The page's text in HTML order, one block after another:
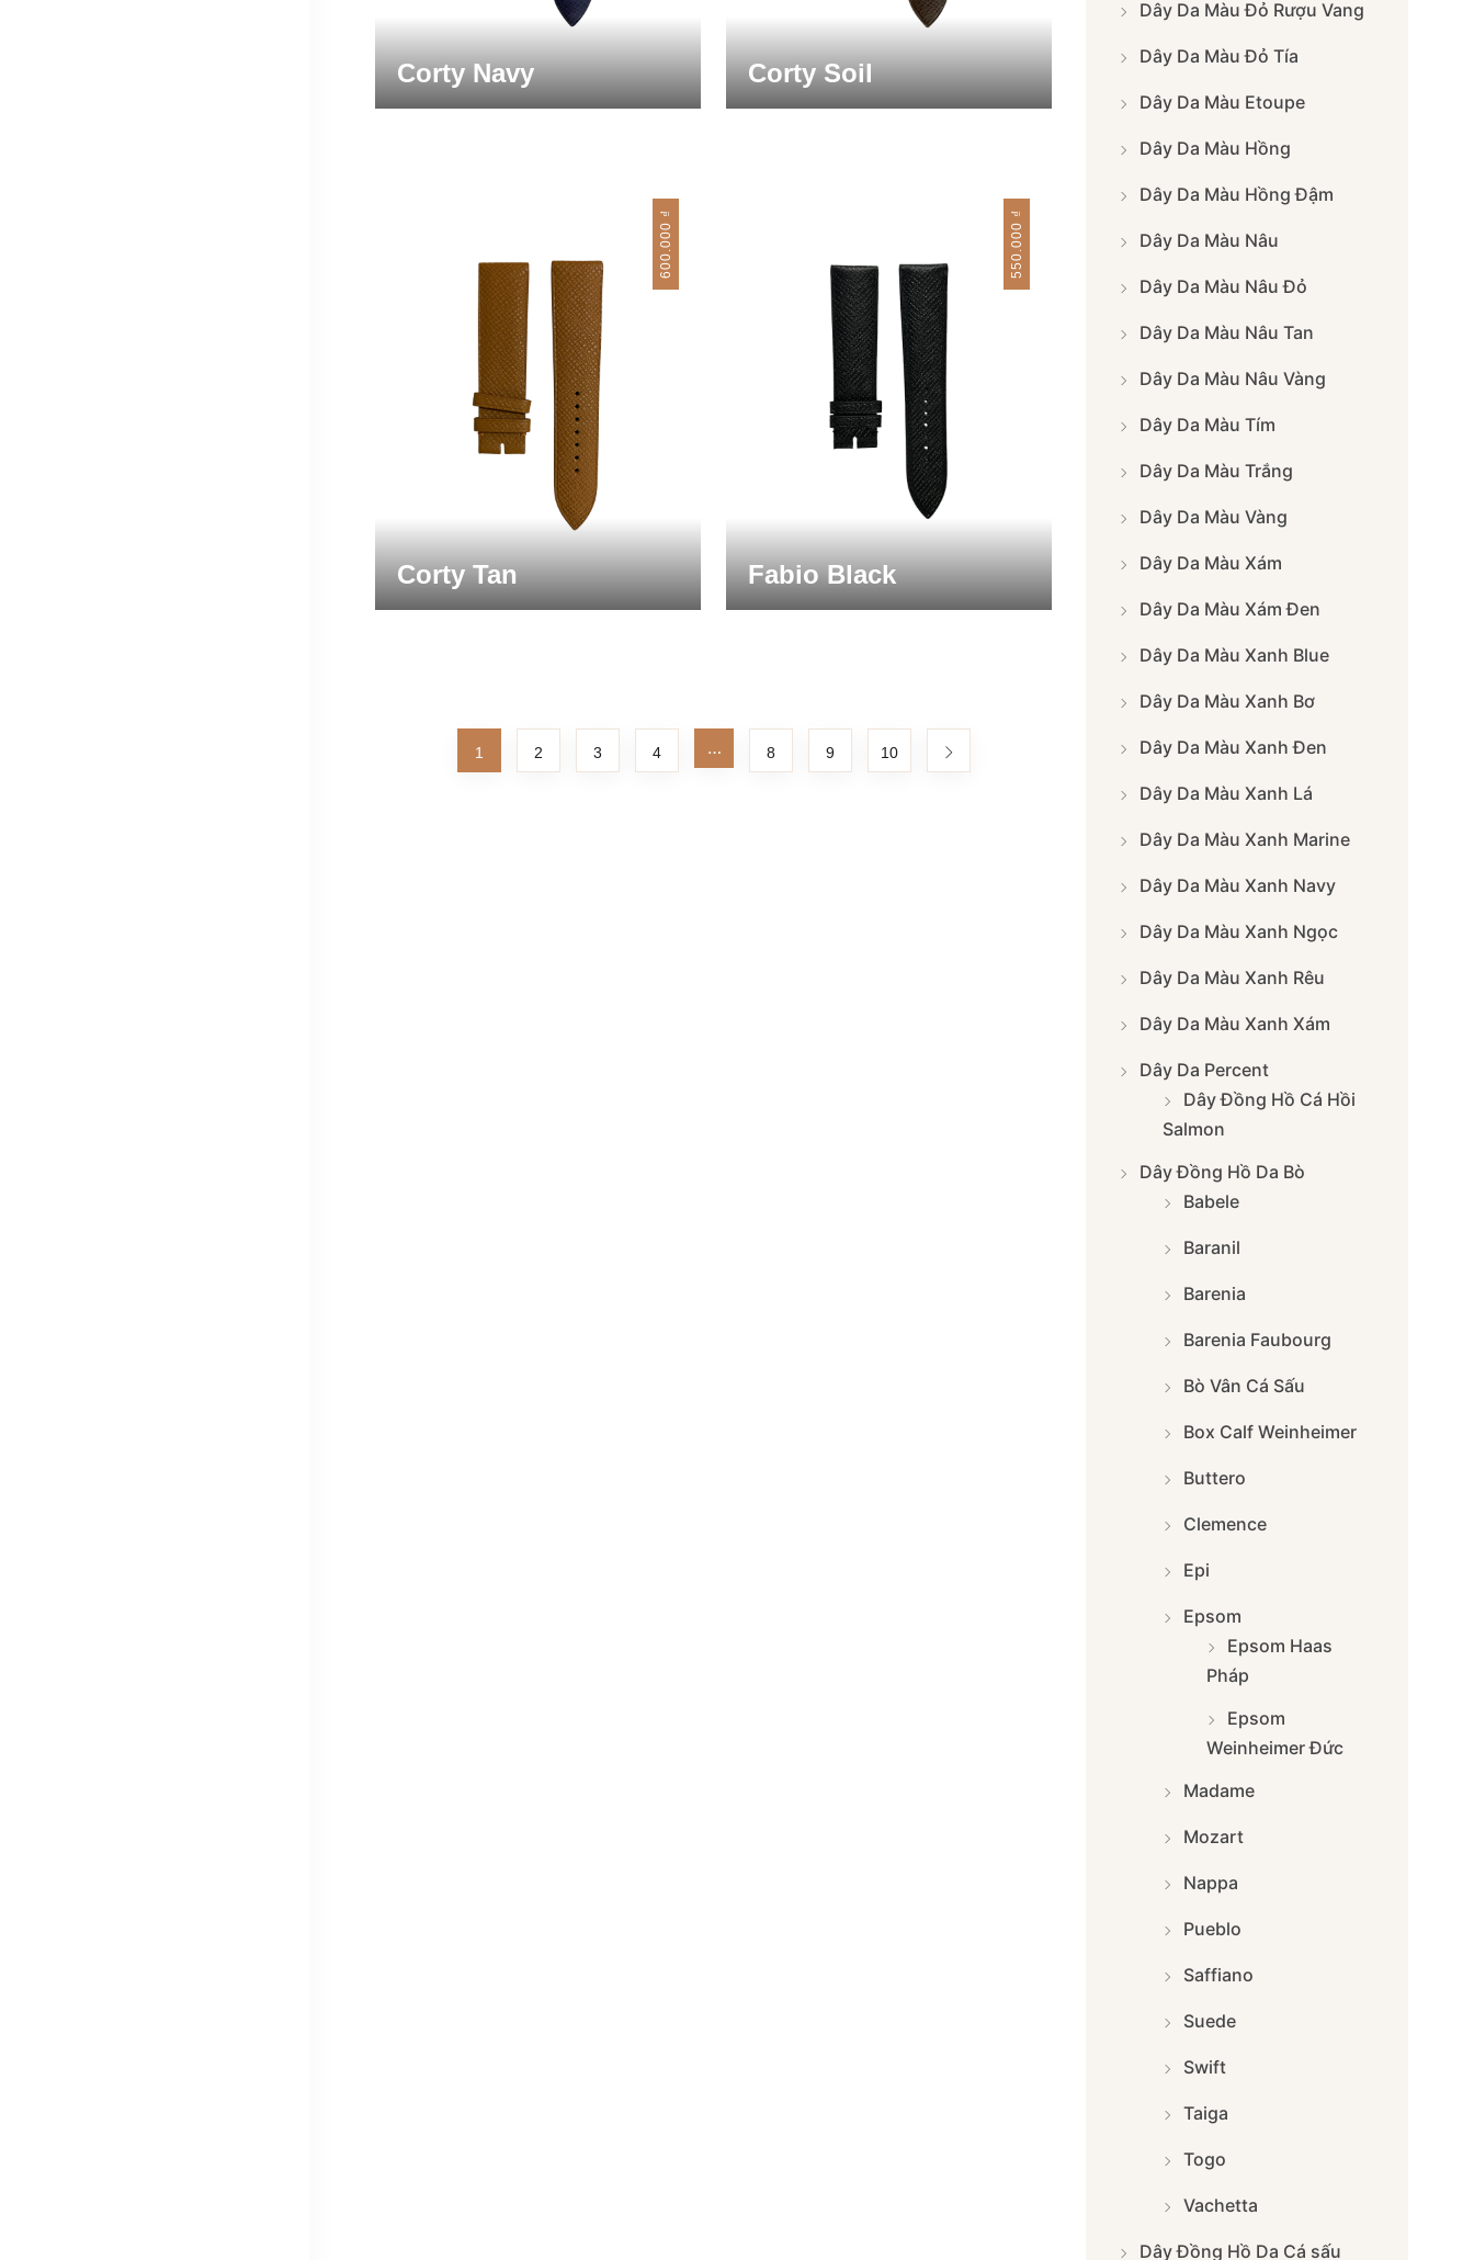
Corty Navy Corty Soil
600.000
₫
Corty Tan
550.000
₫
Fabio Black
1 2 3 4 … 8 9 10
Dây Da Màu Đỏ Rượu Vang
Dây Da Màu Đỏ Tía
Dây Da Màu Etoupe
Dây Da Màu Hồng
Dây Da Màu Hồng Đậm
Dây Da Màu Nâu
Dây Da Màu Nâu Đỏ
Dây Da Màu Nâu Tan
Dây Da Màu Nâu Vàng
Dây Da Màu Tím
Dây Da Màu Trắng
Dây Da Màu Vàng
Dây Da Màu Xám
Dây Da Màu Xám Đen
Dây Da Màu Xanh Blue
Dây Da Màu Xanh Bơ
Dây Da Màu Xanh Đen
Dây Da Màu Xanh Lá
Dây Da Màu Xanh Marine
Dây Da Màu Xanh Navy
Dây Da Màu Xanh Ngọc
Dây Da Màu Xanh Rêu
Dây Da Màu Xanh Xám
Dây Da Percent
Dây Đồng Hồ Cá Hồi
Salmon
Dây Đồng Hồ Da Bò
Babele
Baranil
Barenia
Barenia Faubourg
Bò Vân Cá Sấu
Box Calf Weinheimer
Buttero
Clemence
Epi
Epsom
Epsom Haas
Pháp
Epsom
Weinheimer Đức
Madame
Mozart
Nappa
Pueblo
Saffiano
Suede
Swift
Taiga
Togo
Vachetta
Dây Đồng Hồ Da Cá sấu